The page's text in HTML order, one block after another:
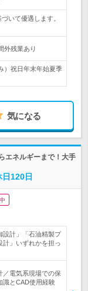
いて優遇します。
外残業あり
）祝日年末年始夏季
気になる
エネルギーまで！大手
120日
設計」「石油精製プ
計」いずれかを担っ
／電気系現場での保
識とCAD使用経験